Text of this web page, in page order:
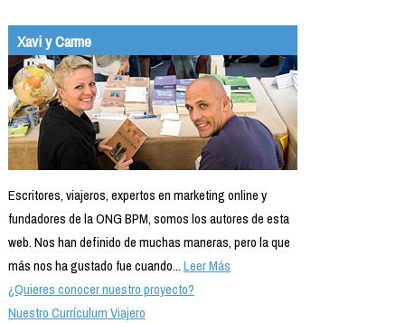
Xavi y Carme
Escritores, viajeros, expertos en marketing online y
fundadores de la ONG BPM, somos los autores de esta
web. Nos han definido de muchas maneras, pero la que
más nos ha gustado fue cuando...Leer Más
¿Quieres conocer nuestro proyecto?
Nuestro Currículum Viajero